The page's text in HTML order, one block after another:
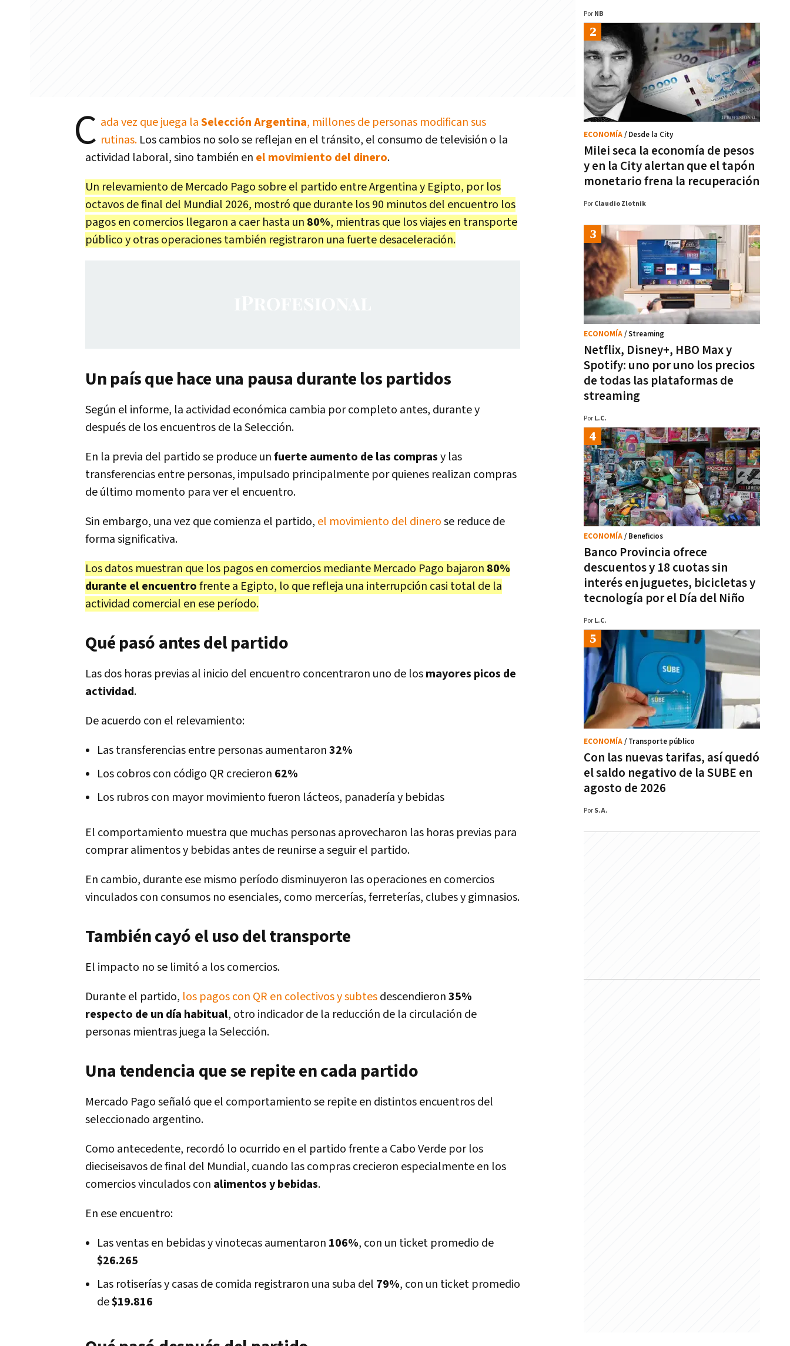
C ada vez que juega laSelección Argentina, millones de personas modifican sus
rutinas. Los cambios no solo se reflejan en el tránsito, el consumo de televisión o la
actividad laboral, sino también en el movimiento del dinero.
Un relevamiento de Mercado Pago sobre el partido entre Argentina y Egipto, por los
octavos de final del Mundial 2026, mostró que durante los 90 minutos del encuentro los
pagos en comercios llegaron a caer hasta un 80%, mientras que los viajes en transporte
público y otras operaciones también registraron una fuerte desaceleración.
Un país que hace una pausa durante los partidos
Según el informe, la actividad económica cambia por completo antes, durante y
después de los encuentros de la Selección.
En la previa del partido se produce unfuerte aumento de las comprasy las
transferencias entre personas, impulsado principalmente por quienes realizan compras
de último momento para ver el encuentro.
Sin embargo, una vez que comienza el partido, el movimiento del dinerose reduce de
forma significativa.
Los datos muestran que los pagos en comercios mediante Mercado Pago bajaron 80%
durante el encuentrofrente a Egipto, lo que refleja una interrupción casi total de la
actividad comercial en ese período.
Qué pasó antes del partido
Las dos horas previas al inicio del encuentro concentraron uno de losmayores picos de
actividad.
De acuerdo con el relevamiento:
Las transferencias entre personas aumentaron32%
Los cobros con código QR crecieron 62%
Los rubros con mayor movimiento fueron lácteos, panadería y bebidas
El comportamiento muestra que muchas personas aprovecharon las horas previas para
comprar alimentos y bebidas antes de reunirse a seguir el partido.
En cambio, durante ese mismo período disminuyeron las operaciones en comercios
vinculados con consumos no esenciales, como mercerías, ferreterías, clubes y gimnasios.
También cayó el uso del transporte
El impacto no se limitó a los comercios.
Durante el partido, los pagos con QR en colectivos y subtesdescendieron35%
respecto de un día habitual, otro indicador de la reducción de la circulación de
personas mientras juega la Selección.
Una tendencia que se repite en cada partido
Mercado Pago señaló que el comportamiento se repite en distintos encuentros del
seleccionado argentino.
Como antecedente, recordó lo ocurrido en el partido frente a Cabo Verde por los
dieciseisavos de final del Mundial, cuando las compras crecieron especialmente en los
comercios vinculados con alimentos y bebidas.
En ese encuentro:
Las ventas en bebidas y vinotecas aumentaron 106%, con un ticket promedio de
$26.265
Las rotiserías y casas de comida registraron una suba del 79%, con un ticket promedio
de$19.816
Por NB
Milei seca la economía de pesos
y en la City alertan que el tapón
monetario frena la recuperación
ECONOMÍA/ Desde la City
Por Claudio Zlotnik
Netflix, Disney+, HBO Max y
Spotify: uno por uno los precios
de todas las plataformas de
streaming
ECONOMÍA/ Streaming
Por L.C.
Banco Provincia ofrece
descuentos y 18 cuotas sin
interés en juguetes, bicicletas y
tecnología por el Día del Niño
ECONOMÍA/ Beneficios
Por L.C.
Con las nuevas tarifas, así quedó
el saldo negativo de la SUBE en
agosto de 2026
ECONOMÍA/ Transporte público
Por S.A.